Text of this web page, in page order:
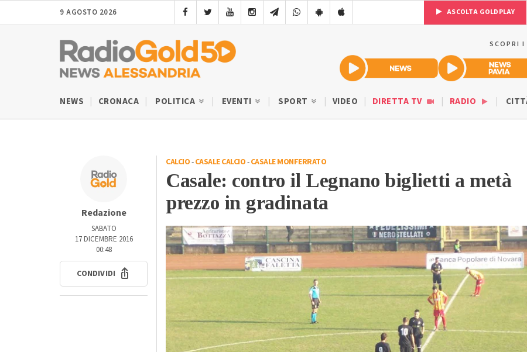
9 AGOSTO 2026 ASCOLTA GOLDPLAY
SCOPRI I
NEWS CRONACA POLITICA EVENTI SPORT VIDEO DIRETTA TV RADIO
Redazione
SABATO
17 DICEMBRE 2016
00:48
CONDIVIDI
CALCIO-CASALE CALCIO-CASALE MONFERRATO
Casale: contro il Legnano biglietti a metà
prezzo in gradinata